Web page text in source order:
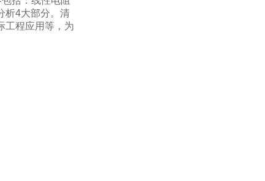
析4大部分。清
工程应用等，为